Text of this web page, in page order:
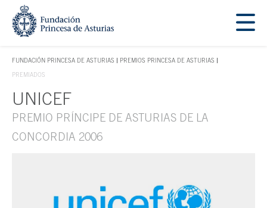
Saltar navegación. Ir directamente al contenido principal
FUNDACIÓN PRINCESA DE ASTURIAS
TECLA DE ACCESO 1
PREMIOS PRINCESA DE ASTURIAS
PREMIADOS
Contenido principal
UNICEF
PREMIO PRÍNCIPE DE ASTURIAS DE LA
CONCORDIA 2006